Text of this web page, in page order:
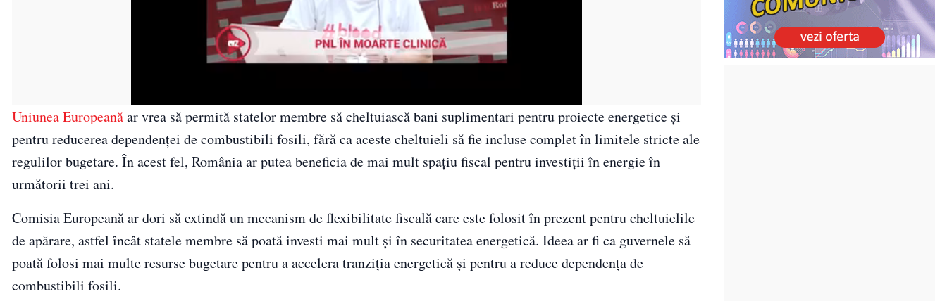
Uniunea Europeanăar vrea să permită statelor membre să cheltuiască bani suplimentari pentru proiecte energetice și
pentru reducerea dependenței de combustibili fosili, fără ca aceste cheltuieli să fie incluse complet în limitele stricte ale
regulilor bugetare. În acest fel, România ar putea beneficia de mai mult spațiu fiscal pentru investiții în energie în
următorii trei ani.
Comisia Europeană ar dori să extindă un mecanism de flexibilitate fiscală care este folosit în prezent pentru cheltuielile
de apărare, astfel încât statele membre să poată investi mai mult și în securitatea energetică. Ideea ar fi ca guvernele să
poată folosi mai multe resurse bugetare pentru a accelera tranziția energetică și pentru a reduce dependența de
combustibili fosili.